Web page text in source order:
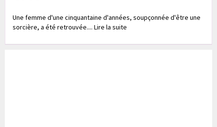
Une femme d'une cinquantaine d'années, soupçonnée d'être une
sorcière, a été retrouvée.... Lire la suite